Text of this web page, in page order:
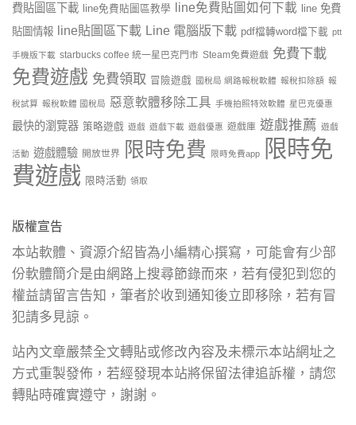
費貼圖區下載
line免費貼圖區教學 line免費貼圖如何下載
line 免費
貼圖情報
line貼圖區下載 Line 電腦版下載 pdf檔轉word檔下載 ptt
手機版下載 starbucks coffee 統一星巴克門市 Steam免費遊戲 免費下載
免費遊戲 免費領取 冒險遊戲 國稅局 網路報稅軟體 報稅扣除額 報
稅試算 報稅軟體 國稅局 惡意軟體移除工具 手機拍照特效軟體 星巴克優惠
最快的瀏覽器 策略遊戲 遊戲 遊戲下載 遊戲優惠 遊戲庫 遊戲推薦 遊戲
活動 遊戲體驗 開放世界 限時免費 限時免費app
限時免
費遊戲 限時活動 領取
版權宣告
本站軟體、資源介紹皆為小編精心撰寫，可能會有少部
份軟體簡介是由網路上搜尋節錄而來，若有侵犯到您的
權益請留言告知，筆者於收到通知後立即移除，若有冒
犯請多見諒。
站內文章嚴禁全文轉貼或修改內容及未標示本站網址之
方式重製發佈，若經發現本站將保留法律追訴權，請您
轉貼時確實遵守，謝謝。